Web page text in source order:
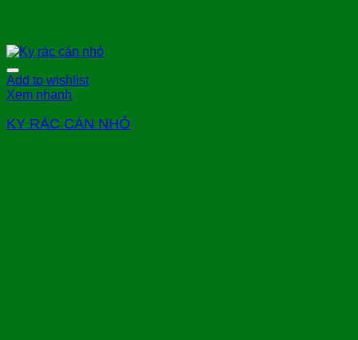
Add to wishlist
Xem nhanh
KY RÁC CÁN NHỎ